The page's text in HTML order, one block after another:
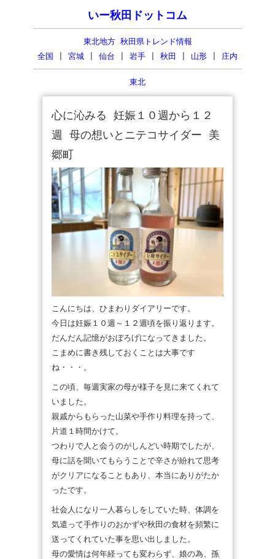
いー秋田ドットコム
東北地方 秋田県トレンド情報
全国
宮城 仙台 岩手 秋田 山形 庄内
東北
心に沁みる 妊娠１０週から１２
週 母の想いとニテコサイダー 美
郷町
こんにちは、ひまわりダイアリーです。
今日は妊娠１０週～１２週頃を振り返ります。
だんだん記憶がおぼろげになってきました。
こまめに書き残しておくことは大事です
ね・・・。
この頃、毎週実家の母が様子を見に来てくれて
いました。
親戚からもらった山菜や手作り料理を持って、
片道１時間かけて。
つわりで人と会うのがしんどい時期でしたが、
母に話を聞いてもらうことで辛さが紛れて思考
がクリアになることもあり、本当にありがたか
ったです。
社会人になり一人暮らしをしていた時、体調を
気遣って手作りのおかずや秋田の食材を頻繁に
送ってくれていた事を思い出しました。
母の愛情は何年経っても変わらず、娘の為、孫